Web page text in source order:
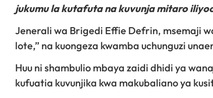
jukumu la kutafuta na kuvunja mitaro
Jenerali wa Brigedi Effie Defrin, msemaji
lote,” na kuongeza kwamba uchunguzi
Huu ni shambulio mbaya zaidi dhidi ya
kufuatia kuvunjika kwa makubaliano ya